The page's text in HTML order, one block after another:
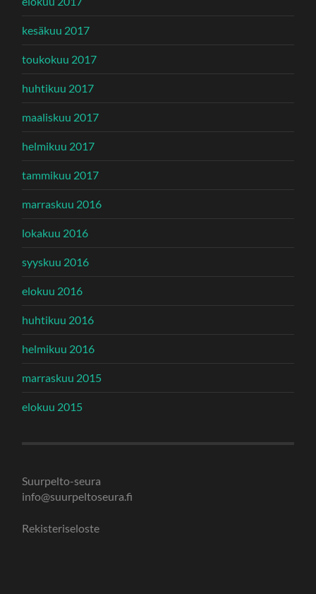
kesäkuu 2017
toukokuu 2017
huhtikuu 2017
maaliskuu 2017
helmikuu 2017
tammikuu 2017
marraskuu 2016
lokakuu 2016
syyskuu 2016
elokuu 2016
huhtikuu 2016
helmikuu 2016
marraskuu 2015
elokuu 2015
Suurpelto-seura
info@suurpeltoseura.fi
Rekisteriseloste